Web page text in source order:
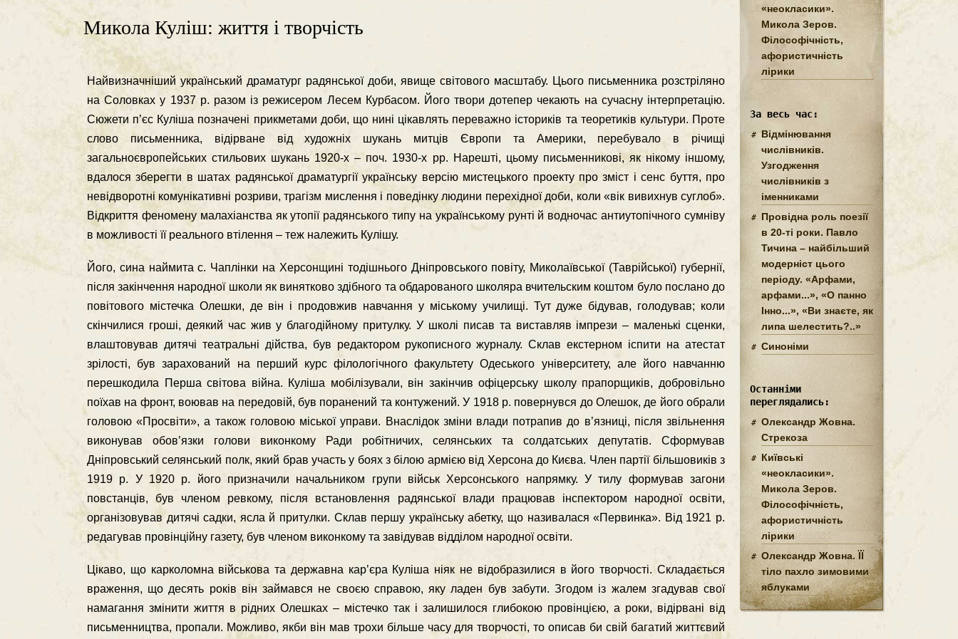
Микола Куліш: життя і творчість
Найвизначнiший український драматург радянської доби, явище свiтового масштабу. Цього письменника розстрiляно
на Соловках у 1937 р. разом iз режисером Лесем Курбасом. Його твори дотепер чекають на сучасну iнтерпретацiю.
Сюжети п’єс Кулiша позначенi прикметами доби, що нинi цiкавлять переважно iсторикiв та теоретикiв культури. Проте
слово письменника, вiдiрване вiд художнiх шукань митцiв Європи та Америки, перебувало в рiчищi
загальноєвропейських стильових шукань 1920-х – поч. 1930-х рр. Нарештi, цьому письменниковi, як нiкому iншому,
вдалося зберегти в шатах радянської драматургiї українську версiю мистецького проекту про змiст i сенс буття, про
невiдворотнi комунiкативнi розриви, трагiзм мислення i поведiнку людини перехiдної доби, коли «вiк вивихнув суглоб».
Вiдкриття феномену малахiанства як утопiї радянського типу на українському рунтi й водночас антиутопiчного сумнiву
в можливостi її реального втiлення – теж належить Кулiшу.
Його, сина наймита с. Чаплiнки на Херсонщинi тодiшнього Днiпровського повiту, Миколаївської (Таврiйської) губернiї,
пiсля закiнчення народної школи як винятково здiбного та обдарованого школяра вчительским коштом було послано до
повiтового мiстечка Олешки, де вiн i продовжив навчання у мiському училищi. Тут дуже бiдував, голодував; коли
скiнчилися грошi, деякий час жив у благодiйному притулку. У школi писав та виставляв iмпрези – маленькi сценки,
влаштовував дитячi театральнi дiйства, був редактором рукописного журналу. Склав екстерном iспити на атестат
зрiлостi, був зарахований на перший курс фiлологiчного факультету Одеського унiверситету, але його навчанню
перешкодила Перша свiтова вiйна. Кулiша мобiлiзували, вiн закiнчив офiцерську школу прапорщикiв, добровiльно
поїхав на фронт, воював на передовiй, був поранений та контужений. У 1918 р. повернувся до Олешок, де його обрали
головою «Просвiти», а також головою мiської управи. Внаслiдок змiни влади потрапив до в’язницi, пiсля звiльнення
виконував обов’язки голови виконкому Ради робiтничих, селянських та солдатських депутатiв. Сформував
Днiпровський селянський полк, який брав участь у боях з бiлою армiєю вiд Херсона до Києва. Член партiї бiльшовикiв з
1919 р. У 1920 р. його призначили начальником групи вiйськ Херсонського напрямку. У тилу формував загони
повстанцiв, був членом ревкому, пiсля встановлення радянської влади працював iнспектором народної освiти,
органiзовував дитячi садки, ясла й притулки. Склав першу українську абетку, що називалася «Первинка». Вiд 1921 р.
редагував провiнцiйну газету, був членом виконкому та завiдував вiддiлом народної освiти.
Цiкаво, що карколомна вiйськова та державна кар’єра Кулiша нiяк не вiдобразилися в його творчостi. Складається
враження, що десять рокiв вiн займався не своєю справою, яку ладен був забути. Згодом iз жалем згадував свої
намагання змiнити життя в рiдних Олешках – мiстечко так i залишилося глибокою провiнцiєю, а роки, вiдiрванi вiд
письменництва, пропали. Можливо, якби вiн мав трохи бiльше часу для творчостi, то описав би свiй багатий життєвий
«неокласики».
Микола Зеров.
Філософічність,
афористичність
лірики
За весь час:
Відмінювання
числівників.
Узгодження
числівників з
іменниками
Провідна роль поезії
в 20-ті роки. Павло
Тичина – найбільший
модерніст цього
періоду. «Арфами,
арфами...», «О панно
Інно...», «Ви знаєте, як
липа шелестить?..»
Синоніми
Останніми
переглядались:
Олександр Жовна.
Стрекоза
Київські
«неокласики».
Микола Зеров.
Філософічність,
афористичність
лірики
Олександр Жовна. ЇЇ
тіло пахло зимовими
яблуками